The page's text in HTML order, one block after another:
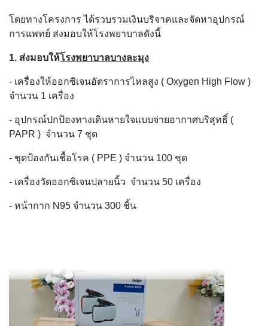
โดยทางโครงการ ได้รวบรวมเงินบริจาคและจัดหาอุปกรณ์
การแพทย์ ส่งมอบให้โรงพยาบาลดังนี้
1. ส่งมอบให้โรงพยาบาลบางละมุง
- เครื่องให้ออกซิเจนอัตราการไหลสูง ( Oxygen High Flow )
จำนวน 1 เครื่อง
- อุปกรณ์ปกป้องทางเดินหายใจแบบจ่ายอากาศบริสุทธิ์ (
PAPR ) จำนวน 7 ชุด
- ชุดป้องกันเชื้อโรค ( PPE ) จำนวน 100 ชุด
- เครื่องวัดออกซิเจนปลายนิ้ว จำนวน 50 เครื่อง
- หน้ากาก N95 จำนวน 300 ชิ้น